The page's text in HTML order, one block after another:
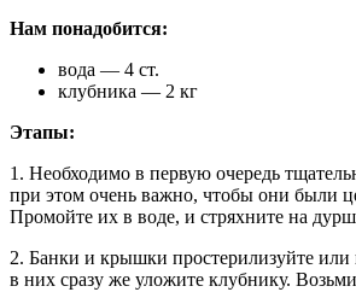
Нам понадобится:
вода — 4 ст.
клубника — 2 кг
Этапы:
1. Необходимо в первую очередь
при этом очень важно, чтобы они были
Промойте их в воде, и стряхните на
2. Банки и крышки простерилизуйте или
в них сразу же уложите клубнику.